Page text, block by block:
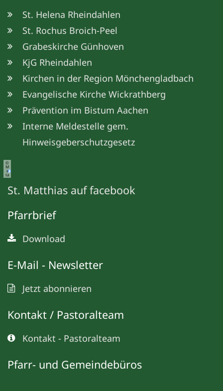
St. Helena Rheindahlen
St. Rochus Broich-Peel
Grabeskirche Günhoven
KjG Rheindahlen
Kirchen in der Region Mönchengladbach
Evangelische Kirche Wickrathberg
Prävention im Bistum Aachen
Interne Meldestelle gem.
Hinweisgeberschutzgesetz
©
M
e
ta
St. Matthias auf facebook
Pfarrbrief
Download
E-Mail - Newsletter
Jetzt abonnieren
Kontakt / Pastoralteam
Kontakt - Pastoralteam
Pfarr- und Gemeindebüros